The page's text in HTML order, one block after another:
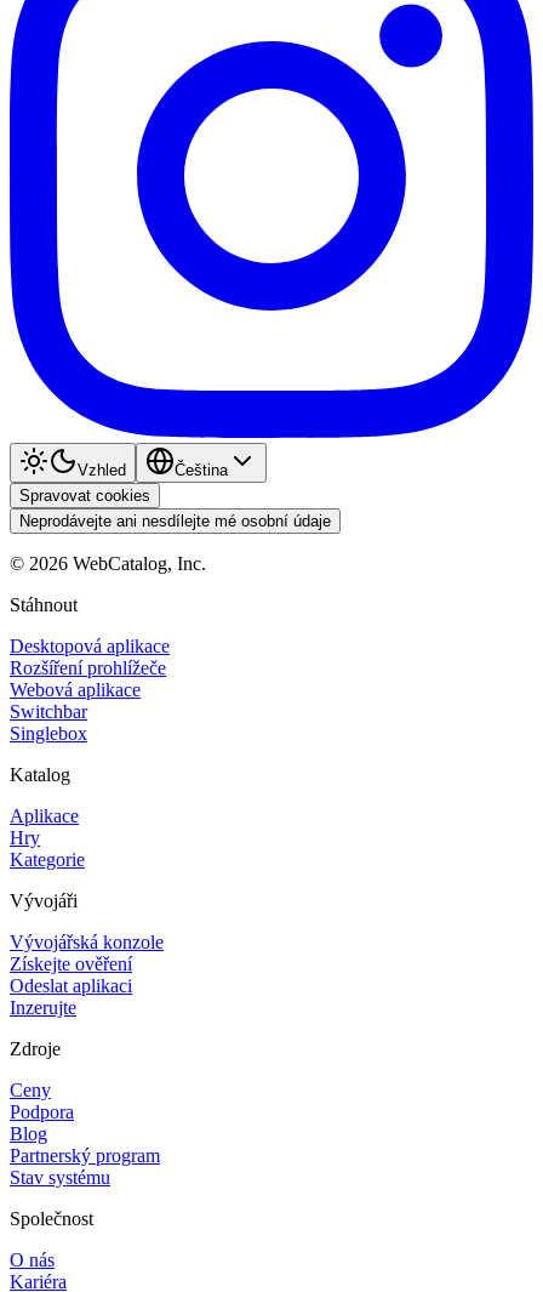
Vzhled
Čeština
Spravovat cookies
Neprodávejte ani nesdílejte mé osobní údaje
© 2026 WebCatalog, Inc.
Stáhnout
Desktopová aplikace
Rozšíření prohlížeče
Webová aplikace
Switchbar
Singlebox
Katalog
Aplikace
Hry
Kategorie
Vývojáři
Vývojářská konzole
Získejte ověření
Odeslat aplikaci
Inzerujte
Zdroje
Ceny
Podpora
Blog
Partnerský program
Stav systému
Společnost
O nás
Kariéra